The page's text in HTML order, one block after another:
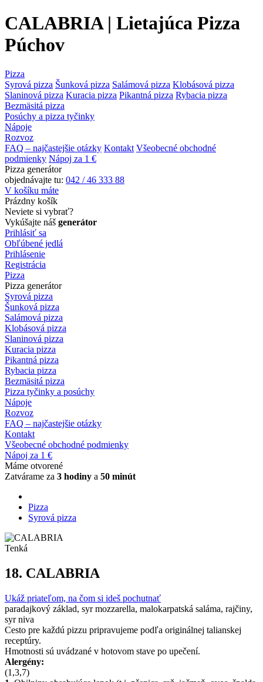
CALABRIA | Lietajúca Pizza
Púchov
Pizza
Syrová pizza Šunková pizza Salámová pizza Klobásová pizza
Slaninová pizza Kuracia pizza Pikantná pizza Rybacia pizza
Bezmäsitá pizza
Posúchy a pizza tyčinky
Nápoje
Rozvoz
FAQ – najčastejšie otázky Kontakt Všeobecné obchodné
podmienky Nápoj za 1 €
Pizza generátor
objednávajte tu: 042 / 46 333 88
V košíku máte
Prázdny košík
Neviete si vybrať?
Vykúšajte náš generátor
Prihlásiť sa
Obľúbené jedlá
Prihlásenie
Registrácia
Pizza
Pizza generátor
Syrová pizza
Šunková pizza
Salámová pizza
Klobásová pizza
Slaninová pizza
Kuracia pizza
Pikantná pizza
Rybacia pizza
Bezmäsitá pizza
Pizza tyčinky a posúchy
Nápoje
Rozvoz
FAQ – najčastejšie otázky
Kontakt
Všeobecné obchodné podmienky
Nápoj za 1 €
Máme otvorené
Zatvárame za 3 hodiny a 50 minút
Pizza
Syrová pizza
Tenká
18. CALABRIA
Ukáž priateľom, na čom si ideš pochutnať
paradajkový základ, syr mozzarella, malokarpatská saláma, rajčiny,
syr niva
Cesto pre každú pizzu pripravujeme podľa originálnej talianskej
receptúry.
Hmotnosti sú uvádzané v hotovom stave po upečení.
Alergény:
(1,3,7)